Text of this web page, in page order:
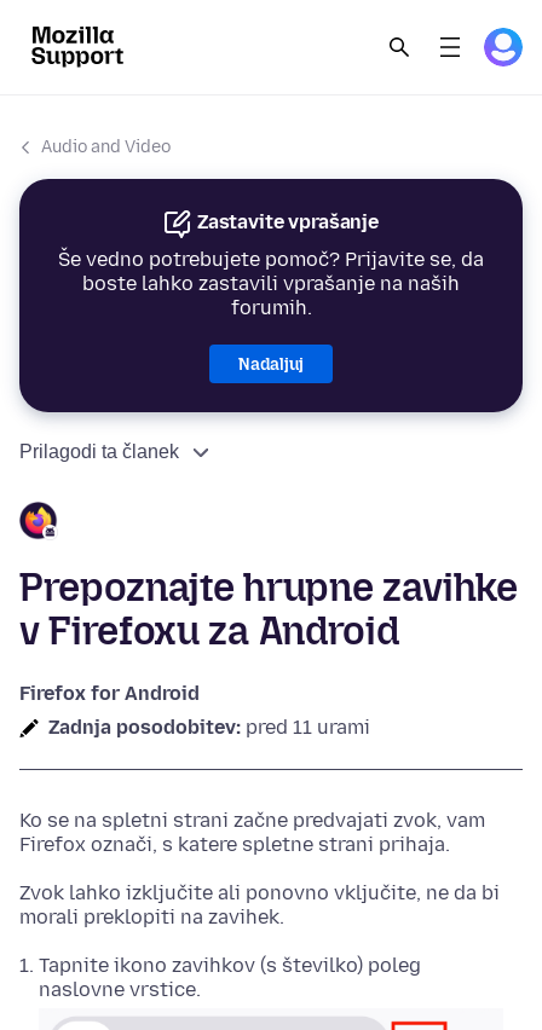
Audio and Video
Zastavite vprašanje
Še vedno potrebujete pomoč? Prijavite se, da
boste lahko zastavili vprašanje na naših
forumih.
Nadaljuj
Prilagodi ta članek
Prepoznajte hrupne zavihke
v Firefoxu za Android
Firefox for Android
Zadnja posodobitev: pred 11 urami
Ko se na spletni strani začne predvajati zvok, vam
Firefox označi, s katere spletne strani prihaja.
Zvok lahko izključite ali ponovno vključite, ne da bi
morali preklopiti na zavihek.
Tapnite ikono zavihkov (s številko) poleg
naslovne vrstice.